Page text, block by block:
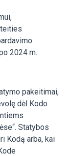
2024 m.
pakeitimai,
dėl Kodo
Statybos
Kodą arba, kai